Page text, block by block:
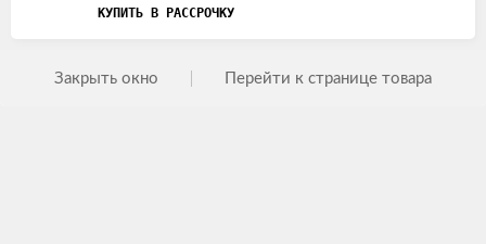
КУПИТЬ В РАССРОЧКУ
Закрыть окно Перейти к странице товара